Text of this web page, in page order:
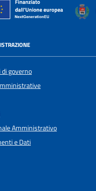
di governo
Amministrativo
e Dati